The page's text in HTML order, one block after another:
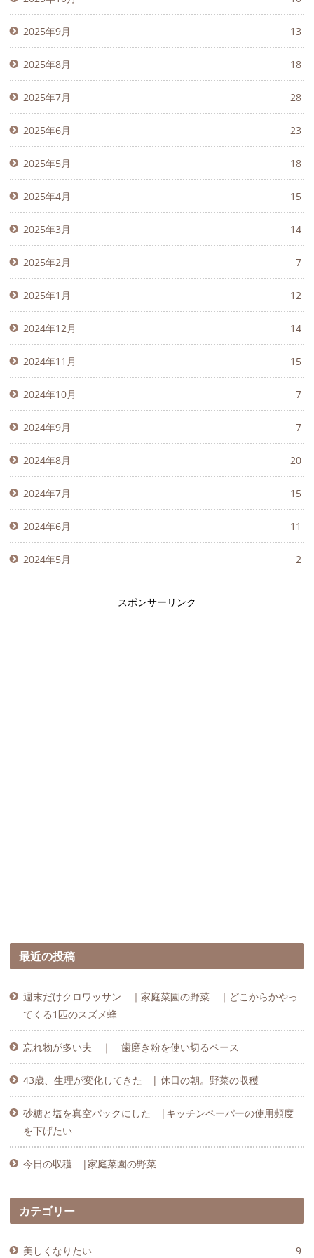
2025年9月 13
2025年8月 18
2025年7月 28
2025年6月 23
2025年5月 18
2025年4月 15
2025年3月 14
2025年2月 7
2025年1月 12
2024年12月 14
2024年11月 15
2024年10月 7
2024年9月 7
2024年8月 20
2024年7月 15
2024年6月 11
2024年5月 2
スポンサーリンク
最近の投稿
週末だけクロワッサン ｜家庭菜園の野菜 ｜どこからかやっ
てくる1匹のスズメ蜂
忘れ物が多い夫 ｜ 歯磨き粉を使い切るペース
43歳、生理が変化してきた | 休日の朝。野菜の収穫
砂糖と塩を真空パックにした |キッチンペーパーの使用頻度
を下げたい
今日の収穫 |家庭菜園の野菜
カテゴリー
美しくなりたい 9